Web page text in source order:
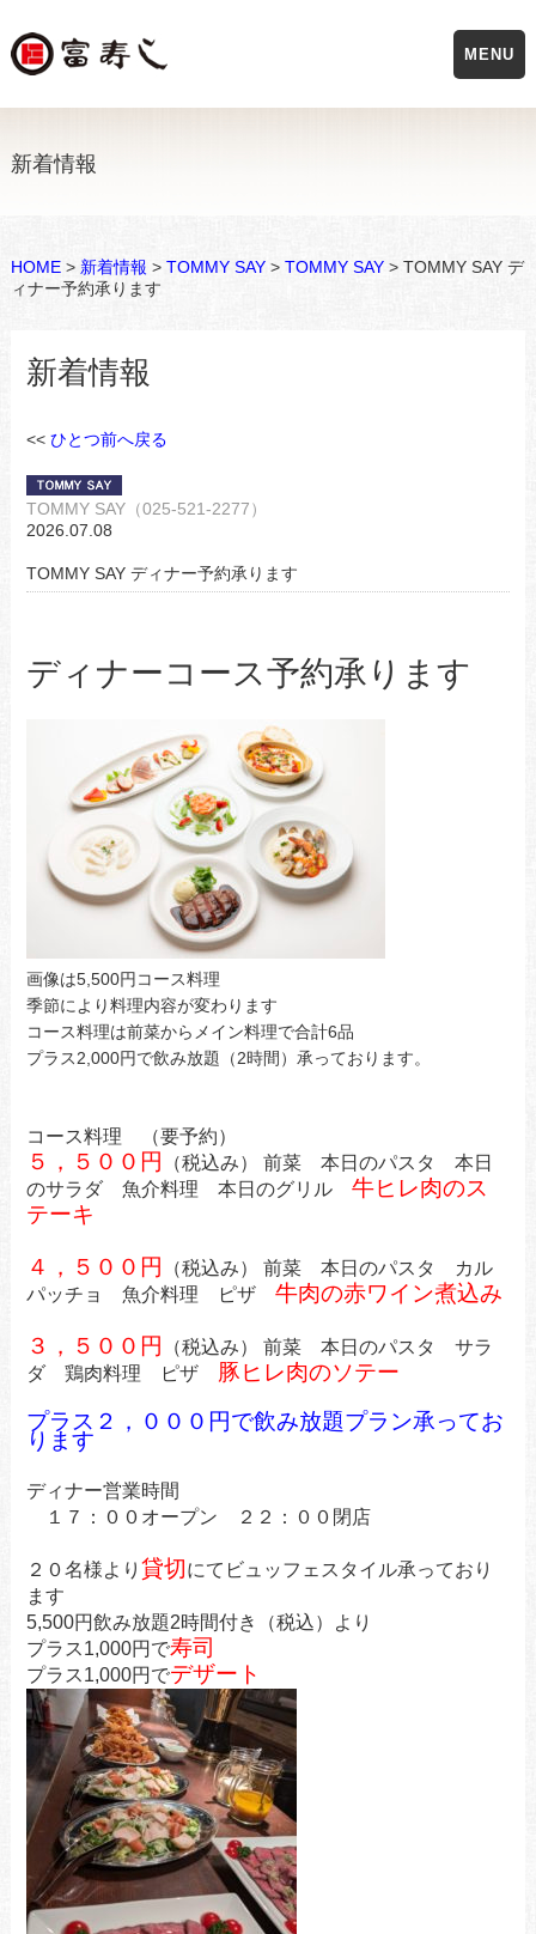
新着情報
HOME> 新着情報 > TOMMY SAY> TOMMY SAY> TOMMY SAY デ
ィナー予約承ります
新着情報
<< ひとつ前へ戻る
TOMMY SAY（025-521-2277）
2026.07.08
TOMMY SAY ディナー予約承ります
ディナーコース予約承ります
画像は5,500円コース料理
季節により料理内容が変わります
コース料理は前菜からメイン料理で合計6品
プラス2,000円で飲み放題（2時間）承っております。
コース料理 （要予約）
５，５００円
（税込み） 前菜 本日のパスタ 本日
のサラダ魚介料理 本日のグリル 牛ヒレ肉のス
テーキ
４，５００円
（税込み） 前菜 本日のパスタ カル
パッチョ 魚介料理 ピザ 牛肉の赤ワイン煮込み
３，５００円
（税込み） 前菜 本日のパスタ サラ
ダ 鶏肉料理 ピザ
豚ヒレ肉のソテー
プラス２，０００円で飲み放題プラン承ってお
ります
ディナー営業時間
１７：００オープン ２２：００閉店
２０名様より 貸切にてビュッフェスタイル承っており
ます
5,500円飲み放題2時間付き（税込）より
プラス1,000円で寿司
プラス1,000円でデザート
MENU